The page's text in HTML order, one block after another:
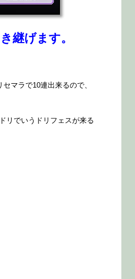
継げます。
マラで10連出来るので、
リでいうドリフェスが来る